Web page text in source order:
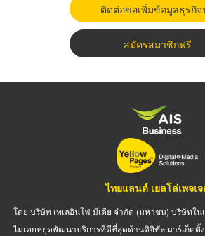
ติดต่อขอเพิ่มข้อมูลธุรกิจ
สมัครสมาชิกฟรี
ไทยแลนด์ เยลโล่เพจเ
โดย บริษัท เทเลอินโฟ มีเดีย จำกัด (มหาชน) บริษัทใน
ไม่เคยหยุดพัฒนาบริการที่ดีที่สุดด้านดิจิทัล มาร์เก็ตติ้